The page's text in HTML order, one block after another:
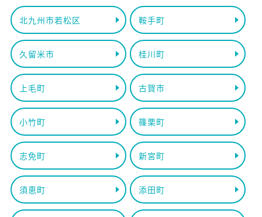
北九州市若松区 鞍手町
久留米市 桂川町
上毛町 古賀市
小竹町 篠栗町
志免町 新宮町
須恵町 添田町